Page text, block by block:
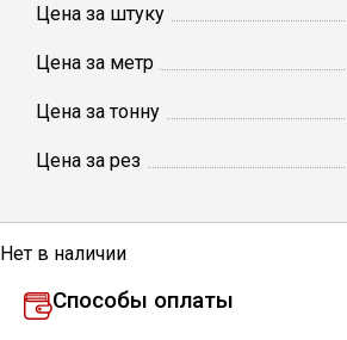
Катанка
Круг
Цена за штуку
Цена за метр
Цена за тонну
Цена за рез
Нет в наличии
Способы оплаты